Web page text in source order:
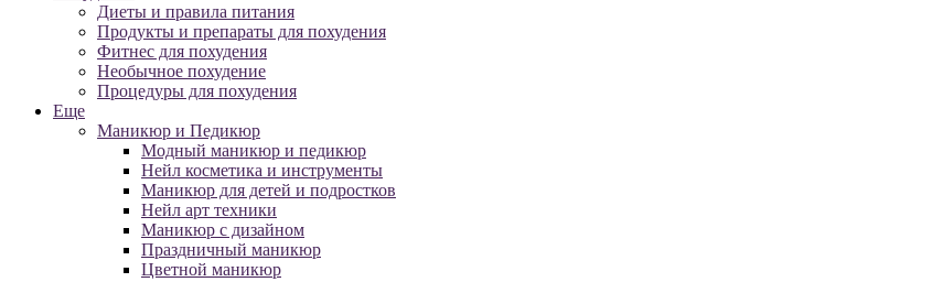
Диеты и правила питания
Продукты и препараты для похудения
Фитнес для похудения
Необычное похудение
Процедуры для похудения
Еще
Маникюр и Педикюр
Модный маникюр и педикюр
Нейл косметика и инструменты
Маникюр для детей и подростков
Нейл арт техники
Маникюр с дизайном
Праздничный маникюр
Цветной маникюр